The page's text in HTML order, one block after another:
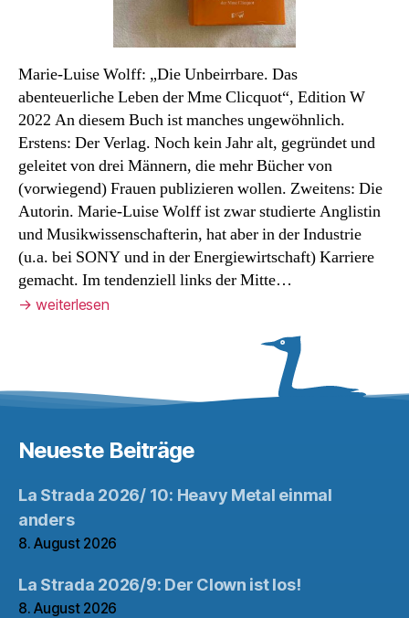
Marie-Luise Wolff: „Die Unbeirrbare. Das
abenteuerliche Leben der Mme Clicquot“, Edition W
2022 An diesem Buch ist manches ungewöhnlich.
Erstens: Der Verlag. Noch kein Jahr alt, gegründet und
geleitet von drei Männern, die mehr Bücher von
(vorwiegend) Frauen publizieren wollen. Zweitens: Die
Autorin. Marie-Luise Wolff ist zwar studierte Anglistin
und Musikwissenschafterin, hat aber in der Industrie
(u.a. bei SONY und in der Energiewirtschaft) Karriere
gemacht. Im tendenziell links der Mitte…
→ weiterlesen
Neueste Beiträge
La Strada 2026/ 10: Heavy Metal einmal
anders
8. August 2026
La Strada 2026/9: Der Clown ist los!
8. August 2026